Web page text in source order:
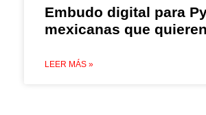
Embudo digital para
mexicanas que
LEER MÁS »